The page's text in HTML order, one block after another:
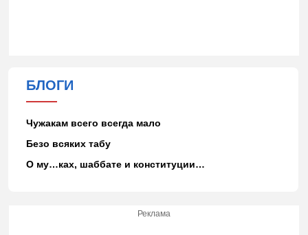
БЛОГИ
Чужакам всего всегда мало
Безо всяких табу
О му…ках, шаббате и конституции…
Реклама